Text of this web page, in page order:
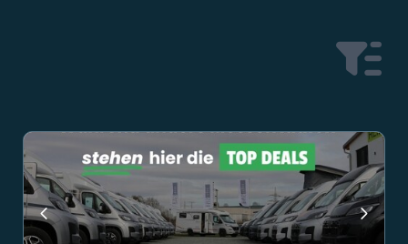
Previous Next